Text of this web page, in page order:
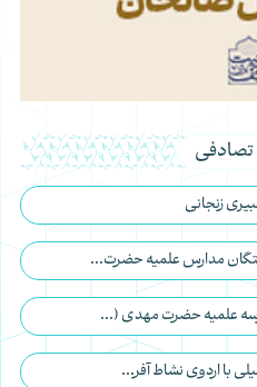
زنجانی
مدارس علمیه حضرت...
علمیه حضرت مهدی (...
با اردوی نشاط‌ آفر...